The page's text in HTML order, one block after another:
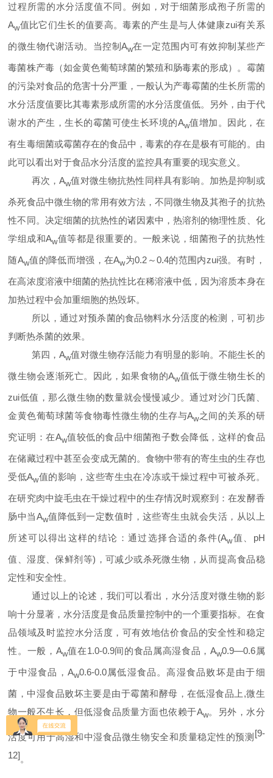
过程所需的水分活度值不同。例如，对于细菌形成孢子所需的
Aw值比它们生长的值要高。毒素的产生是与人体健康zui有关系
的微生物代谢活动。当控制Aw在一定范围内可有效抑制某些产
毒菌株产毒（如金黄色葡萄球菌的繁殖和肠毒素的形成）。霉菌
的污染对食品的危害十分严重，一般认为产毒霉菌的生长所需的
水分活度值要比其毒素形成所需的水分活度值低。另外，由于代
谢水的产生，生长的霉菌可使生长环境的Aw值增加。因此，在
有生毒细菌或霉菌存在的食品中，毒素的存在是极有可能的。由
此可以看出对于食品水分活度的监控具有重要的现实意义。
再次，Aw值对微生物抗热性同样具有影响。加热是抑制或
杀死食品中微生物的常用有效方法，不同微生物及其孢子的抗热
性不同。决定细菌的抗热性的诸因素中，热溶剂的物理性质、化
学组成和Aw值等都是很重要的。一般来说，细菌孢子的抗热性
随Aw值的降低而增强，在Aw为0.2 ～0.4的范围内zui强。有时，
在高浓度溶液中细菌的热抗性比在稀溶液中低，因为溶质本身在
加热过程中会加重细胞的热毁坏。
所以，通过对预杀菌的食品物料水分活度的检测，可初步
判断热杀菌的效果。
第四，Aw值对微生物存活能力有明显的影响。不能生长的
微生物会逐渐死亡。因此，如果食物的Aw值低于微生物生长的
zui低值，那么微生物的数量就会慢慢减少。通过对沙门氏菌、
金黄色葡萄球菌等食物毒性微生物的生存与Aw之间的关系的研
究证明：在Aw值较低的食品中细菌孢子数会降低，这样的食品
在储藏过程中甚至会变成无菌的。食物中带有的寄生虫的生存也
受低Aw值的影响，这些寄生虫在冷冻或干燥过程中可被杀死。
在研究肉中旋毛虫在干燥过程中的生存情况时观察到：在发酵香
肠中当Aw值降低到一定数值时，这些寄生虫就会失活，从以上
所述可以得出这样的结论：通过选择合适的条件(Aw值、 pH
值、湿度、保鲜剂等) ，可减少或杀死微生物，从而提高食品稳
定性和安全性。
通过以上的论述，我们可以看出，水分活度对微生物的影
响十分显著，水分活度是食品质量控制中的一个重要指标。在食
品领域及时监控水分活度，可有效地估价食品的安全性和稳定
性。一般， Aw值在1.0-0.9间的食品属高湿食品， Aw0.9—0.6属
于中湿食品， Aw0.6-0.0属低湿食品。高湿食品败坏是由于细
菌，中湿食品败坏主要是由于霉菌和酵母，在低湿食品上 ,微生
物一般不生长，但低湿食品质量方面也依赖于Aw。另外，水分
活度可用于高湿和中湿食品微生物安全和质量稳定性的预测 [9-
12]。